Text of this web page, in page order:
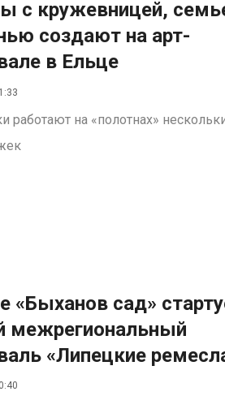
с кружевницей,
создают на арт-
в Ельце
работают на «полотнах»
«Быханов сад»
межрегиональный
«Липецкие